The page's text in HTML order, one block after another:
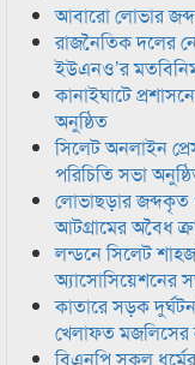
আবারো লোভার
রাজনৈতিক দলের
ইউএনও’র
কানাইঘাটে
অনুষ্ঠিত
সিলেট অনলাইন
পরিচিতি সভা
লোভাছড়ার জব্দকৃত
আটগ্রামের অবৈধ
লন্ডনে সিলেট
অ্যাসোসিয়েশনের
কাতারে সড়ক
খেলাফত মজলিসের
বিএনপি সকল